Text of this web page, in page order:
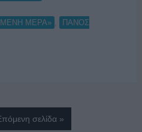
ΜΕΡΑ»
ΠΑΝΟΣ
σελίδα »